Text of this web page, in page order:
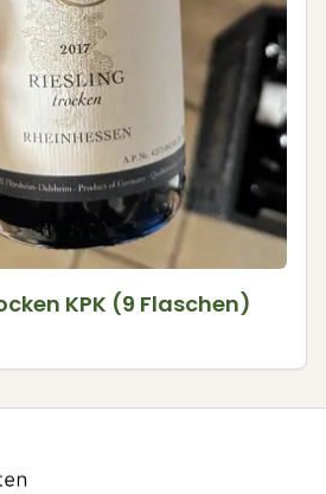
KPK (9 Flaschen)